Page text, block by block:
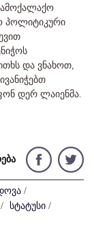
პოლიტიკური
და ვნახოთ,
დერ ლაიენმა.
/
/ სტატუსი /